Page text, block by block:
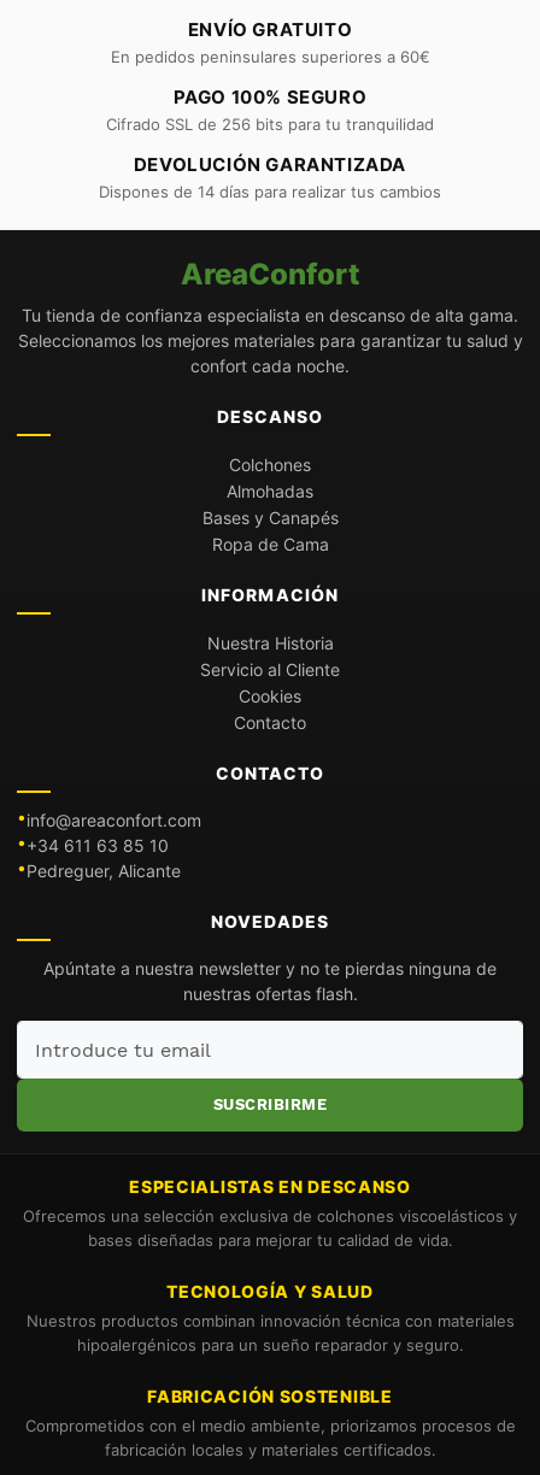
ENVÍO GRATUITO
En pedidos peninsulares superiores a 60€
PAGO 100% SEGURO
Cifrado SSL de 256 bits para tu tranquilidad
DEVOLUCIÓN GARANTIZADA
Dispones de 14 días para realizar tus cambios
AreaConfort
Tu tienda de confianza especialista en descanso de alta gama.
Seleccionamos los mejores materiales para garantizar tu salud y
confort cada noche.
DESCANSO
Colchones
Almohadas
Bases y Canapés
Ropa de Cama
INFORMACIÓN
Nuestra Historia
Servicio al Cliente
Cookies
Contacto
CONTACTO
info@areaconfort.com
+34 611 63 85 10
Pedreguer, Alicante
NOVEDADES
Apúntate a nuestra newsletter y no te pierdas ninguna de
nuestras ofertas flash.
Introduce
email
SUSCRIBIRME
ESPECIALISTAS EN DESCANSO
Ofrecemos una selección exclusiva de colchones viscoelásticos y
bases diseñadas para mejorar tu calidad de vida.
TECNOLOGÍA Y SALUD
Nuestros productos combinan innovación técnica con materiales
hipoalergénicos para un sueño reparador y seguro.
FABRICACIÓN SOSTENIBLE
Comprometidos con el medio ambiente, priorizamos procesos de
fabricación locales y materiales certificados.